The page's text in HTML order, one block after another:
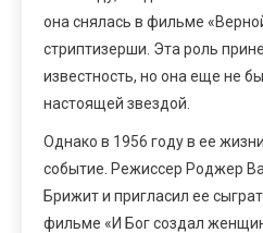
она снялась в фильме
стриптизерши. Эта роль
известность, но она еще не
настоящей звездой.
Однако в 1956 году в ее
событие. Режиссер Роджер
Брижит и пригласил ее
фильме «И Бог создал